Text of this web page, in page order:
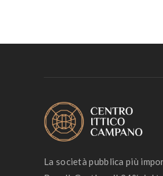
La società pubblica più